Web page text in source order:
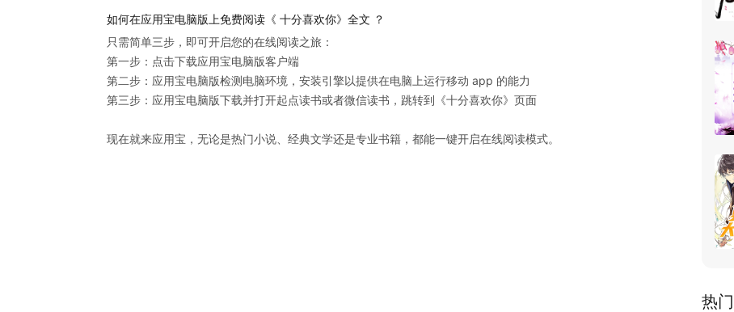
如何在应用宝电脑版上免费阅读《 十分喜欢你》全文 ？
只需简单三步，即可开启您的在线阅读之旅：
第一步：点击下载应用宝电脑版客户端
第二步：应用宝电脑版检测电脑环境，安装引擎以提供在电脑上运行移动 app 的能力
第三步：应用宝电脑版下载并打开起点读书或者微信读书，跳转到《十分喜欢你》页面
现在就来应用宝，无论是热门小说、经典文学还是专业书籍，都能一键开启在线阅读模式。
热